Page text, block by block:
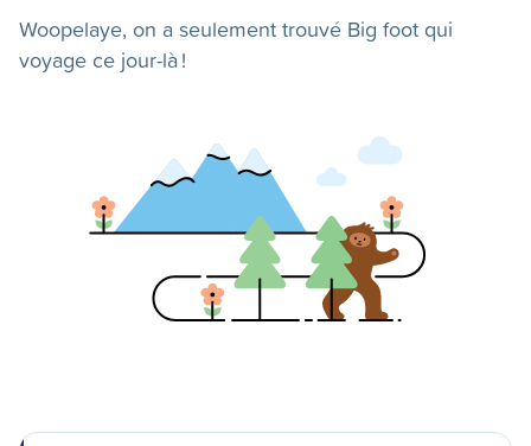
Woopelaye, on a seulement trouvé Big foot qui
voyage ce jour-là !